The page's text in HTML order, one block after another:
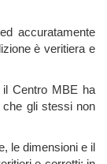
accuratamente
è veritiera e
Centro MBE ha
che gli stessi non
le dimensioni e il